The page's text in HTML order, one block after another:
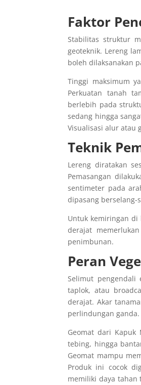
Faktor
Stabilitas struktur
geoteknik. Lereng
boleh dilaksanakan
Tinggi maksimum
Perkuatan tanah
berlebih pada
sedang hingga
Visualisasi alur atau
Teknik
Lereng diratakan
Pemasangan
sentimeter pada
dipasang
Untuk kemiringan
derajat
penimbunan.
Peran
Selimut pengendali
taplok, atau
derajat. Akar
perlindungan ganda.
Geomat dari
tebing, hingga
Geomat mampu
Produk ini cocok
memiliki daya tahan